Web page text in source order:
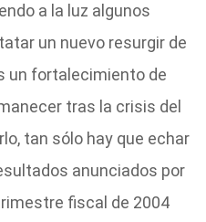
a la luz algunos
un nuevo resurgir de
un fortalecimiento de
tras la crisis del
tan sólo hay que echar
anunciados por
fiscal de 2004